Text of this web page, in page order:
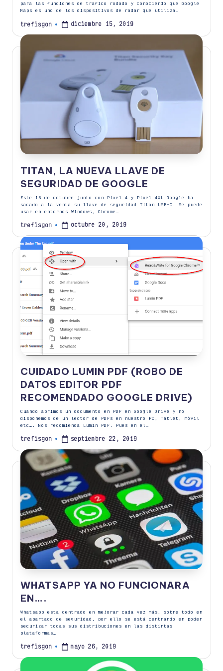
para las funciones de trafico rodado y conociendo que Google
Maps es uno de los dispositivos de radar que utiliza…
Publicado
trefisgon diciembre 15, 2019
TITAN, LA NUEVA LLAVE DE
SEGURIDAD DE GOOGLE
Este 15 de octubre junto con Pixel 4 y Pixel 4XL Google ha
sacado a la venta su llave de seguridad Titan USB-C. Se puede
usar en entornos Windows, Chrome…
Publicado
trefisgon octubre 20, 2019
CUIDADO LUMIN PDF (ROBO DE
DATOS EDITOR PDF
RECOMENDADO GOOGLE DRIVE)
Cuando abrimos un documento en PDF en Google Drive y no
disponemos de un lector de PDFs en nuestro PC, Tablet, móvil
etc…. Nos recomienda Lumin PDF. Pues en el…
Publicado
trefisgon septiembre 22, 2019
WHATSAPP YA NO FUNCIONARA
EN….
Whatsapp esta centrado en mejorar cada vez más, sobre todo en
el apartado de seguridad, por ello se está centrando en poder
securizar todas sus distribuciones en las distintas
plataformas…
Publicado
trefisgon mayo 26, 2019